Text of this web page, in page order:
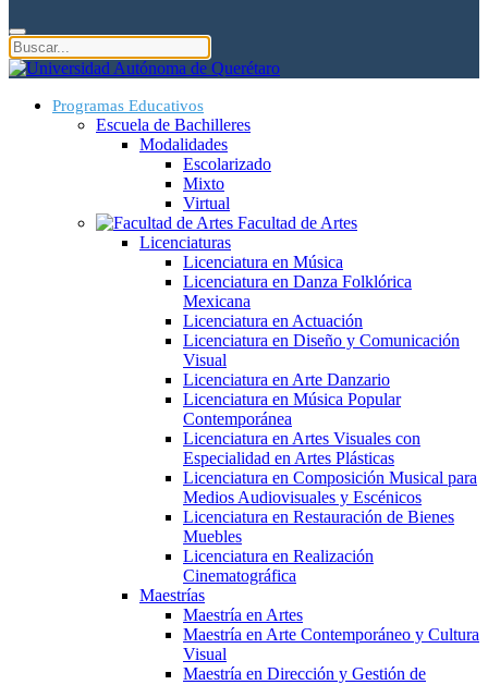
Programas Educativos
Escuela de Bachilleres
Modalidades
Escolarizado
Mixto
Virtual
Facultad de Artes
Licenciaturas
Licenciatura en Música
Licenciatura en Danza Folklórica
Mexicana
Licenciatura en Actuación
Licenciatura en Diseño y Comunicación
Visual
Licenciatura en Arte Danzario
Licenciatura en Música Popular
Contemporánea
Licenciatura en Artes Visuales con
Especialidad en Artes Plásticas
Licenciatura en Composición Musical para
Medios Audiovisuales y Escénicos
Licenciatura en Restauración de Bienes
Muebles
Licenciatura en Realización
Cinematográfica
Maestrías
Maestría en Artes
Maestría en Arte Contemporáneo y Cultura
Visual
Maestría en Dirección y Gestión de